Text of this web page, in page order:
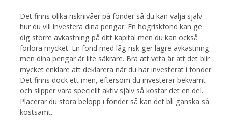
Det finns olika risknivåer på fonder så du kan välja själv
hur du vill investera dina pengar. En högriskfond kan ge
dig större avkastning på ditt kapital men du kan också
förlora mycket. En fond med låg risk ger lägre avkastning
men dina pengar är lite säkrare. Bra att veta är att det blir
mycket enklare att deklarera när du har investerat i fonder.
Det finns dock ett men, eftersom du investerar bekvämt
och slipper vara speciellt aktiv själv så kostar det en del.
Placerar du stora belopp i fonder så kan det bli ganska så
kostsamt.